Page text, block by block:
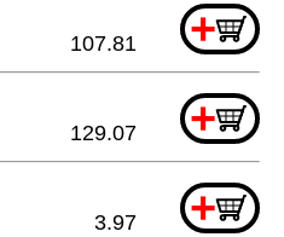
+
107.81
+
129.07
+
3.97